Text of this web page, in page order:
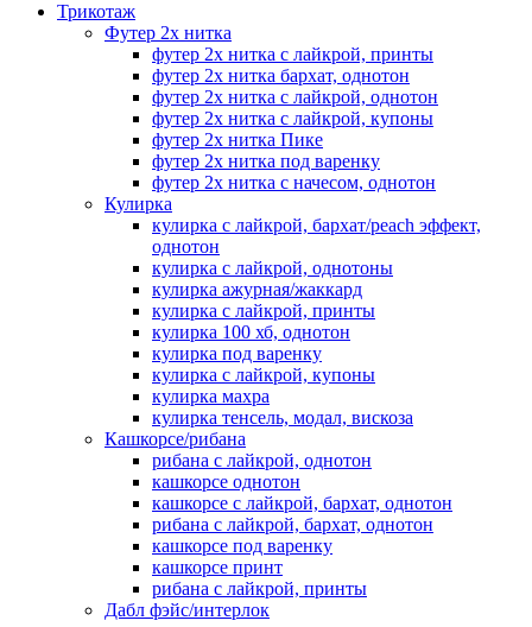
Трикотаж
Футер 2х нитка
футер 2х нитка с лайкрой, принты
футер 2х нитка бархат, однотон
футер 2х нитка с лайкрой, однотон
футер 2х нитка с лайкрой, купоны
футер 2х нитка Пике
футер 2х нитка под варенку
футер 2х нитка с начесом, однотон
Кулирка
кулирка с лайкрой, бархат/peach эффект,
однотон
кулирка с лайкрой, однотоны
кулирка ажурная/жаккард
кулирка с лайкрой, принты
кулирка 100 хб, однотон
кулирка под варенку
кулирка с лайкрой, купоны
кулирка махра
кулирка тенсель, модал, вискоза
Кашкорсе/рибана
рибана с лайкрой, однотон
кашкорсе однотон
кашкорсе с лайкрой, бархат, однотон
рибана с лайкрой, бархат, однотон
кашкорсе под варенку
кашкорсе принт
рибана с лайкрой, принты
Дабл фэйс/интерлок